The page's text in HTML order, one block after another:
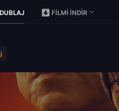
FILMI İNDIR